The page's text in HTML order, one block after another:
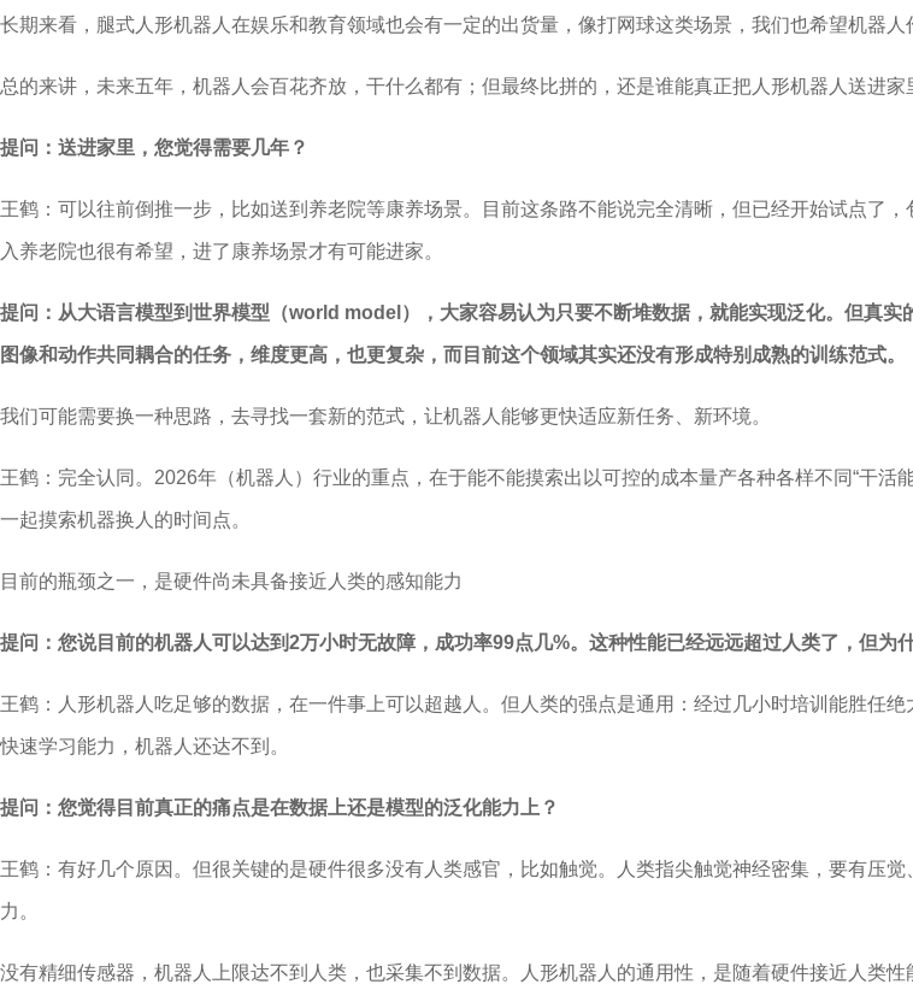
长期来看，腿式人形机器人在娱乐和教育领域也会有一定的出货量，像打网球这类场景，我们也希望机器人
总的来讲，未来五年，机器人会百花齐放，干什么都有；但最终比拼的，还是谁能真正把人形机器人送进家
提问：送进家里，您觉得需要几年？
王鹤：可以往前倒推一步，比如送到养老院等康养场景。目前这条路不能说完全清晰，但已经开始试点了
入养老院也很有希望，进了康养场景才有可能进家。
提问：从大语言模型到世界模型（world model），大家容易认为只要不断堆数据，就能实现泛化。但真
图像和动作共同耦合的任务，维度更高，也更复杂，而目前这个领域其实还没有形成特别成熟的训练范式。
我们可能需要换一种思路，去寻找一套新的范式，让机器人能够更快适应新任务、新环境。
王鹤：完全认同。2026年（机器人）行业的重点，在于能不能摸索出以可控的成本量产各种各样不同“干
一起摸索机器换人的时间点。
目前的瓶颈之一，是硬件尚未具备接近人类的感知能力
提问：您说目前的机器人可以达到2万小时无故障，成功率99点几%。这种性能已经远远超过人类了，但为
王鹤：人形机器人吃足够的数据，在一件事上可以超越人。但人类的强点是通用：经过几小时培训能胜任
快速学习能力，机器人还达不到。
提问：您觉得目前真正的痛点是在数据上还是模型的泛化能力上？
王鹤：有好几个原因。但很关键的是硬件很多没有人类感官，比如触觉。人类指尖触觉神经密集，要有压
力。
没有精细传感器，机器人上限达不到人类，也采集不到数据。人形机器人的通用性，是随着硬件接近人类